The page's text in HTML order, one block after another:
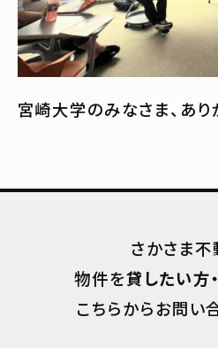
宮崎大学のみなさま、あり
さかさま
物件を貸したい方
こちらからお問い